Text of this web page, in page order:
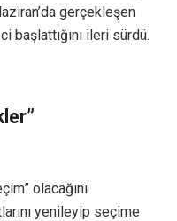
gerçekleşen
başlattığını ileri sürdü.
olacağını
yenileyip seçime